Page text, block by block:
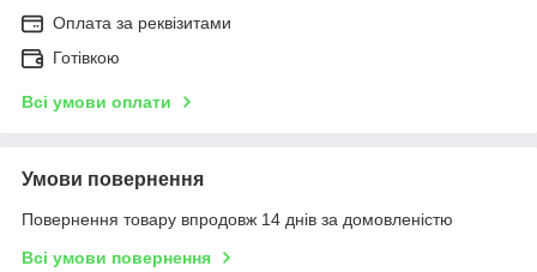
Оплата за реквізитами
Готівкою
Всі умови оплати
Умови повернення
Повернення товару впродовж 14 днів за домовленістю
Всі умови повернення